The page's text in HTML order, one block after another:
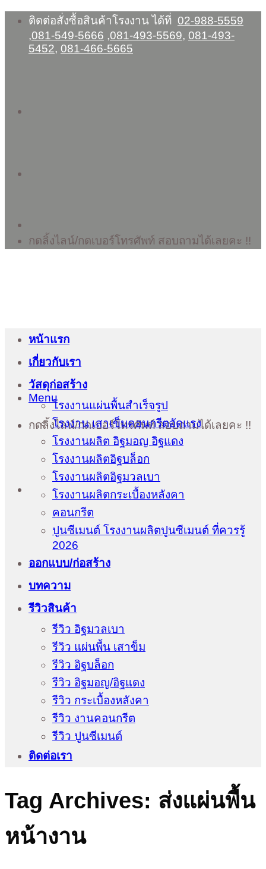
Skip
content
ติดต่อสั่งซื้อสินค้าโรงงาน ได้ที่ 02-988-5559
,081-549-5666 ,081-493-5569, 081-493-
5452, 081-466-5665
กดลิ้งไลน์/กดเบอร์โทรศัพท์ สอบถามได้เลยคะ !!
Menu
กดลิ้งไลน์/กดเบอร์โทรศัพท์ สอบถามได้เลยคะ !!
หน้าแรก
เกี่ยวกับเรา
วัสดุก่อสร้าง
โรงงานแผ่นพื้นสำเร็จรูป
โรงงาน เสาเข็มคอนกรีตอัดแรง
โรงงานผลิต อิฐมอญ อิฐแดง
โรงงานผลิตอิฐบล็อก
โรงงานผลิตอิฐมวลเบา
โรงงานผลิตกระเบื้องหลังคา
คอนกรีต
ปูนซีเมนต์ โรงงานผลิตปูนซีเมนต์ ที่ควรรู้
2026
ออกแบบ/ก่อสร้าง
บทความ
รีวิวสินค้า
รีวิว อิฐมวลเบา
รีวิว แผ่นพื้น เสาข็ม
รีวิว อิฐบล็อก
รีวิว อิฐมอญ/อิฐแดง
รีวิว กระเบื้องหลังคา
รีวิว งานคอนกรีต
รีวิว ปูนซีเมนต์
ติดต่อเรา
Tag Archives: ส่งแผ่นพื้น
หน้างาน